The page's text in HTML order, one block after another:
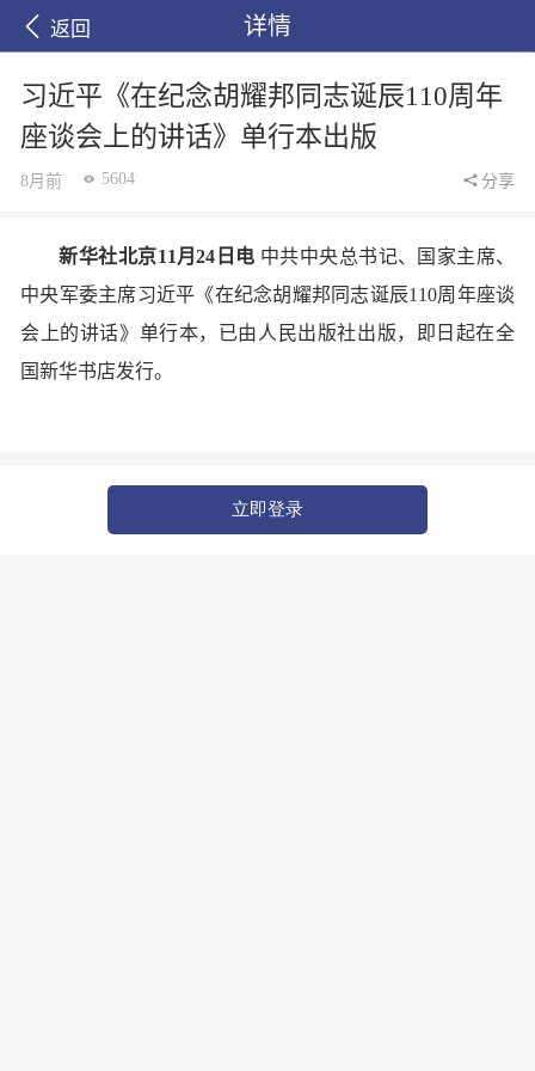
返回 详情
习近平《在纪念胡耀邦同志诞辰110周年
座谈会上的讲话》单行本出版
8月前 5604 分享
新华社北京11月24日电 中共中央总书记、国家主席、
中央军委主席习近平《在纪念胡耀邦同志诞辰110周年座谈
会上的讲话》单行本，已由人民出版社出版，即日起在全
国新华书店发行。
立即登录